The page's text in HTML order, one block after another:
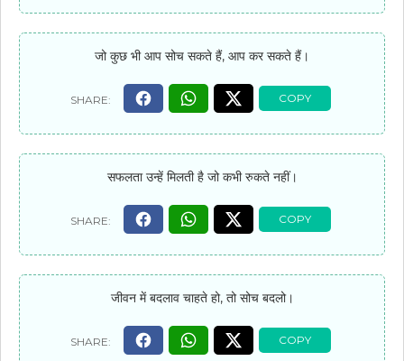
जो कुछ भी आप सोच सकते हैं, आप कर सकते हैं।
सफलता उन्हें मिलती है जो कभी रुकते नहीं।
जीवन में बदलाव चाहते हो, तो सोच बदलो।